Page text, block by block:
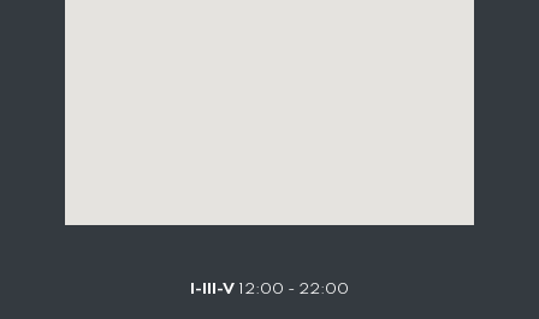
I-III-V 12:00 - 22:00